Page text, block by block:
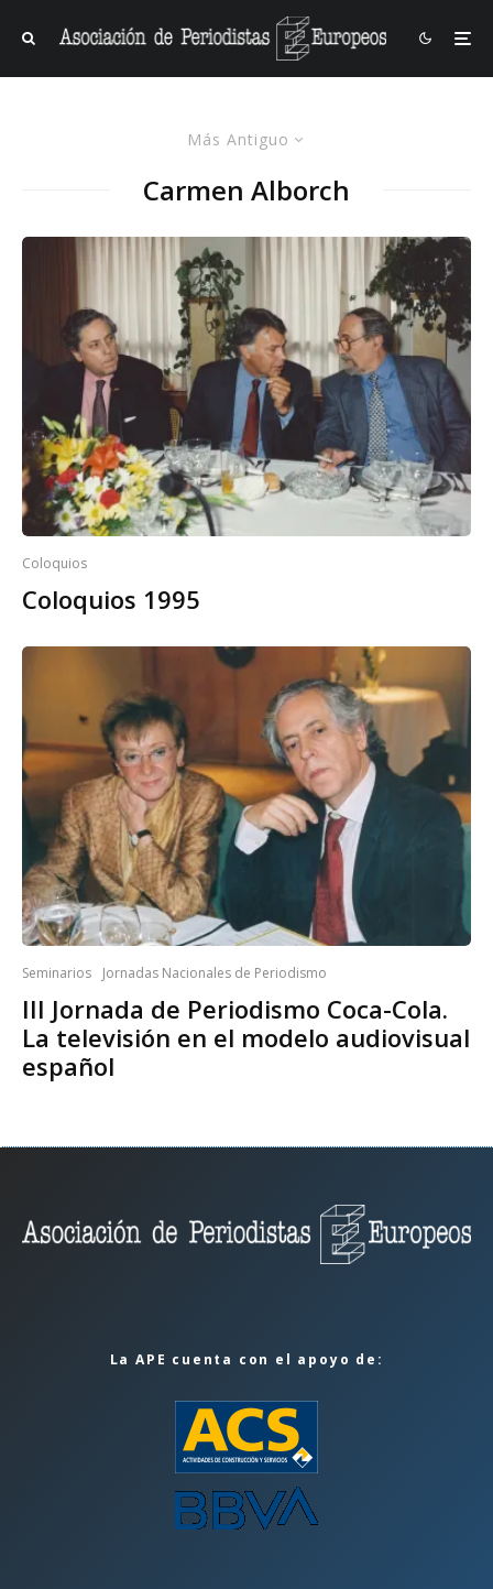
Más Antiguo
Carmen Alborch
Coloquios
Coloquios 1995
Seminarios Jornadas Nacionales de Periodismo
III Jornada de Periodismo Coca-Cola.
La televisión en el modelo audiovisual
español
La APE cuenta con el apoyo de: